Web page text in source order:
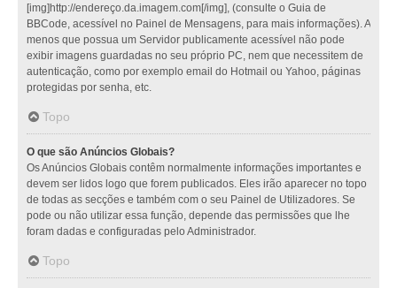
[img]http://endereço.da.imagem.com[/img], (consulte o Guia de
BBCode, acessível no Painel de Mensagens, para mais informações). A
menos que possua um Servidor publicamente acessível não pode
exibir imagens guardadas no seu próprio PC, nem que necessitem de
autenticação, como por exemplo email do Hotmail ou Yahoo, páginas
protegidas por senha, etc.
Topo
O que são Anúncios Globais?
Os Anúncios Globais contêm normalmente informações importantes e
devem ser lidos logo que forem publicados. Eles irão aparecer no topo
de todas as secções e também com o seu Painel de Utilizadores. Se
pode ou não utilizar essa função, depende das permissões que lhe
foram dadas e configuradas pelo Administrador.
Topo